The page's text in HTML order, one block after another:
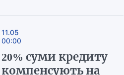
11.05
00:00
20% суми кредиту
компенсують на